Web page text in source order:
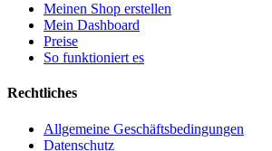
Meinen Shop erstellen
Mein Dashboard
Preise
So funktioniert es
Rechtliches
Allgemeine Geschäftsbedingungen
Datenschutz